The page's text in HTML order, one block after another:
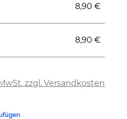
zzgl. Versandkosten
8,90 €
8,90 €